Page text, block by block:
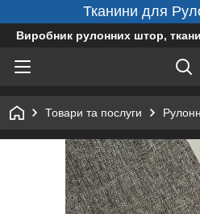
Тканини для
Виробник рулонних штор,
Товари та послуги